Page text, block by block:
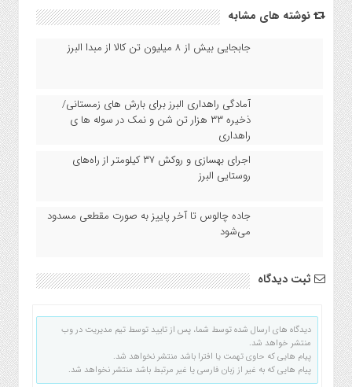
نوشته های مشابه
جابجایی بیش از ۸ میلیون تن کالا از مبدا البرز
آمادگی راهداری البرز برای بارش های زمستانی/
ذخیره ۳۳ هزار تن شن و نمک در سوله ها ی
راهداری
اجرای بهسازی و روکش ۳۷ کیلومتر از راه‌های
روستایی البرز
جاده چالوس تا آخر پاییز به صورت مقطعی مسدود
می‌شود
ثبت دیدگاه
دیدگاه های ارسال شده توسط شما، پس از تایید توسط تیم مدیریت در وب
منتشر خواهد شد.
پیام هایی که حاوی تهمت یا افترا باشد منتشر نخواهد شد.
پیام هایی که به غیر از زبان فارسی یا غیر مرتبط باشد منتشر نخواهد شد.